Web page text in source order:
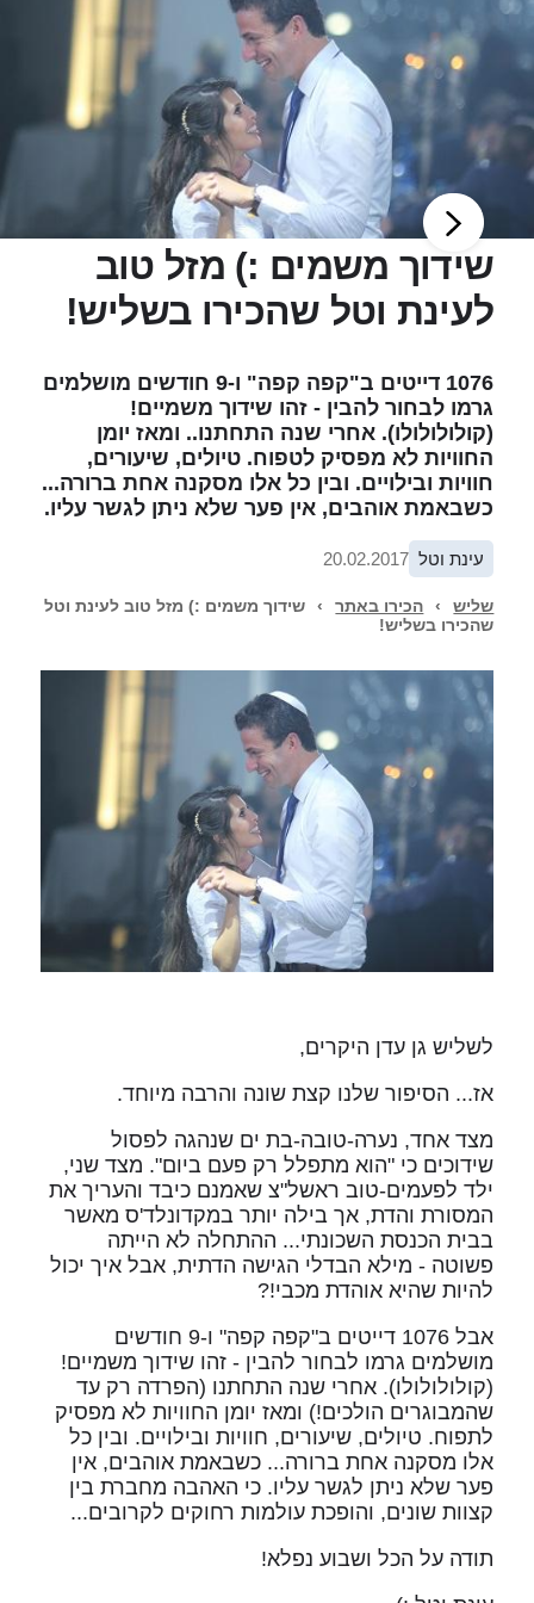
שידוך משמים :) מזל טוב
לעינת וטל שהכירו בשליש!
1076 דייטים ב"קפה קפה" ו-9 חודשים מושלמים
גרמו לבחור להבין - זהו שידוך משמיים!
(קולולולולו). אחרי שנה התחתנו.. ומאז יומן
החוויות לא מפסיק לטפוח. טיולים, שיעורים,
חוויות ובילויים. ובין כל אלו מסקנה אחת ברורה...
כשבאמת אוהבים, אין פער שלא ניתן לגשר עליו.
עינת וטל 20.02.2017
שליש › הכירו באתר ›
שידוך משמים :) מזל טוב לעינת וטל
שהכירו בשליש!
לשליש גן עדן היקרים,
אז... הסיפור שלנו קצת שונה והרבה מיוחד.
מצד אחד, נערה-טובה-בת ים שנהגה לפסול
שידוכים כי "הוא מתפלל רק פעם ביום". מצד שני,
ילד לפעמים-טוב ראשל"צ שאמנם כיבד והעריך את
המסורת והדת, אך בילה יותר במקדונלד'ס מאשר
בבית הכנסת השכונתי... ההתחלה לא הייתה
פשוטה - מילא הבדלי הגישה הדתית, אבל איך יכול
להיות שהיא אוהדת מכבי!?
אבל 1076 דייטים ב"קפה קפה" ו-9 חודשים
מושלמים גרמו לבחור להבין - זהו שידוך משמיים!
(קולולולולו). אחרי שנה התחתנו (הפרדה רק עד
שהמבוגרים הולכים!) ומאז יומן החוויות לא מפסיק
לתפוח. טיולים, שיעורים, חוויות ובילויים. ובין כל
אלו מסקנה אחת ברורה... כשבאמת אוהבים, אין
פער שלא ניתן לגשר עליו. כי האהבה מחברת בין
קצוות שונים, והופכת עולמות רחוקים לקרובים...
תודה על הכל ושבוע נפלא!